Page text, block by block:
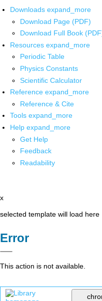
Downloads expand_more
Download Page (PDF)
Download Full Book
Resources expand_more
Periodic Table
Physics Constants
Scientific Calculator
Reference expand_more
Reference & Cite
Tools expand_more
Help expand_more
Get Help
Feedback
Readability
x
selected template will load here
Error
This action is not available.